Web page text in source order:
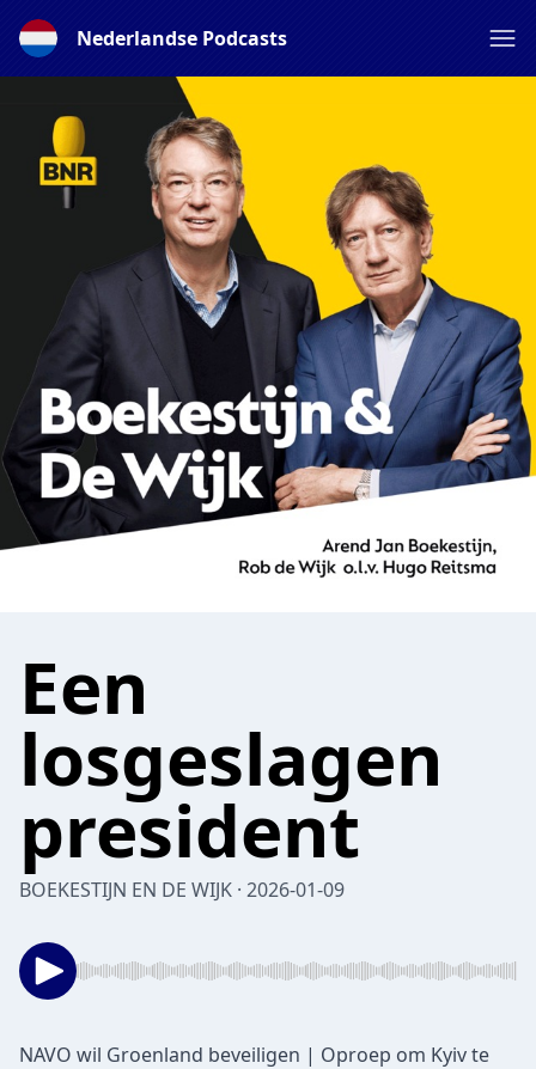
Nederlandse Podcasts
Een
losgeslagen
president
BOEKESTIJN EN DE WIJK · 2026-01-09
NAVO wil Groenland beveiligen | Oproep om Kyiv te